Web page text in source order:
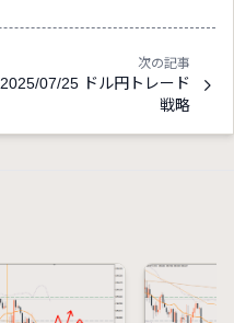
次の記事
2025/07/25 ドル円トレード
戦略